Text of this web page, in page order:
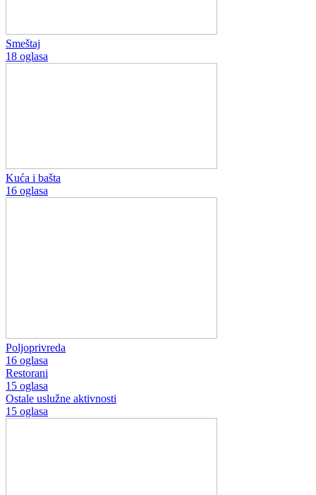
Smeštaj
18 oglasa
Kuća i bašta
16 oglasa
Poljoprivreda
16 oglasa
Restorani
15 oglasa
Ostale uslužne aktivnosti
15 oglasa